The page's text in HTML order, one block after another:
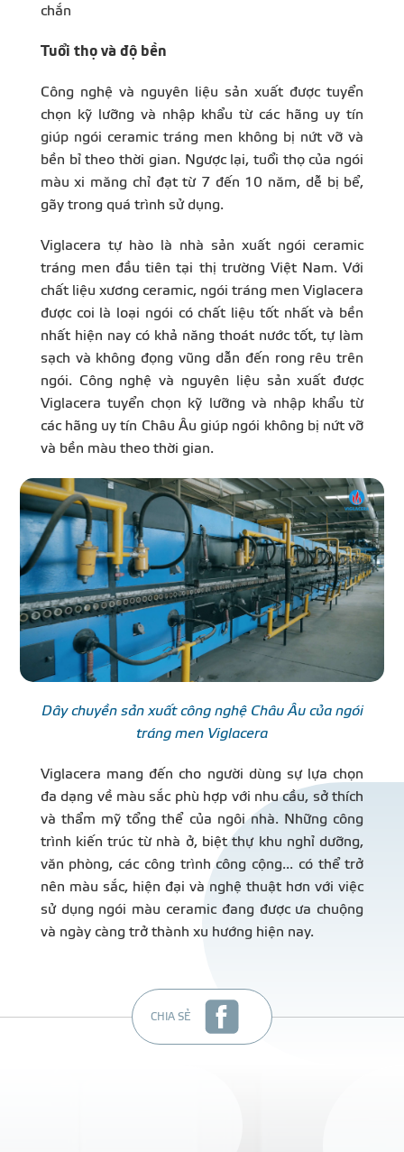
chắn
Tuổi thọ và độ bền
Công nghệ và nguyên liệu sản xuất được tuyển
chọn kỹ lưỡng và nhập khẩu từ các hãng uy tín
giúp ngói ceramic tráng men không bị nứt vỡ và
bền bỉ theo thời gian. Ngược lại, tuổi thọ của ngói
màu xi măng chỉ đạt từ 7 đến 10 năm, dễ bị bể,
gãy trong quá trình sử dụng.
Viglacera tự hào là nhà sản xuất ngói ceramic
tráng men đầu tiên tại thị trường Việt Nam. Với
chất liệu xương ceramic, ngói tráng men Viglacera
được coi là loại ngói có chất liệu tốt nhất và bền
nhất hiện nay có khả năng thoát nước tốt, tự làm
sạch và không đọng vũng dẫn đến rong rêu trên
ngói. Công nghệ và nguyên liệu sản xuất được
Viglacera tuyển chọn kỹ lưỡng và nhập khẩu từ
các hãng uy tín Châu Âu giúp ngói không bị nứt vỡ
và bền màu theo thời gian.
Dây chuyền sản xuất công nghệ Châu Âu của ngói
tráng men Viglacera
Viglacera mang đến cho người dùng sự lựa chọn
đa dạng về màu sắc phù hợp với nhu cầu, sở thích
và thẩm mỹ tổng thể của ngôi nhà. Những công
trình kiến trúc từ nhà ở, biệt thự khu nghỉ dưỡng,
văn phòng, các công trình công cộng... có thể trở
nên màu sắc, hiện đại và nghệ thuật hơn với việc
sử dụng ngói màu ceramic đang được ưa chuộng
và ngày càng trở thành xu hướng hiện nay.
CHIA SẺ